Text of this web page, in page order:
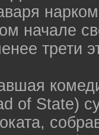
начале
трети
of State)